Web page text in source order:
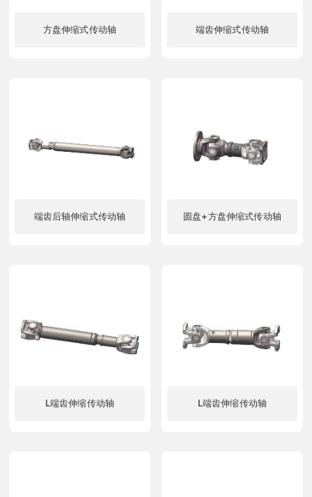
方盘伸缩式传动轴 端齿伸缩式传动轴
端齿后轴伸缩式传动轴 圆盘+方盘伸缩式传动轴
L端齿伸缩传动轴 L端齿伸缩传动轴